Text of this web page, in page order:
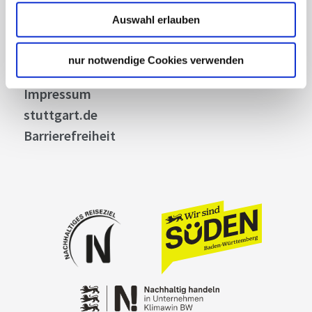
Auswahl erlauben
nur notwendige Cookies verwenden
Widerruf
Cookies
Impressum
stuttgart.de
Barrierefreiheit